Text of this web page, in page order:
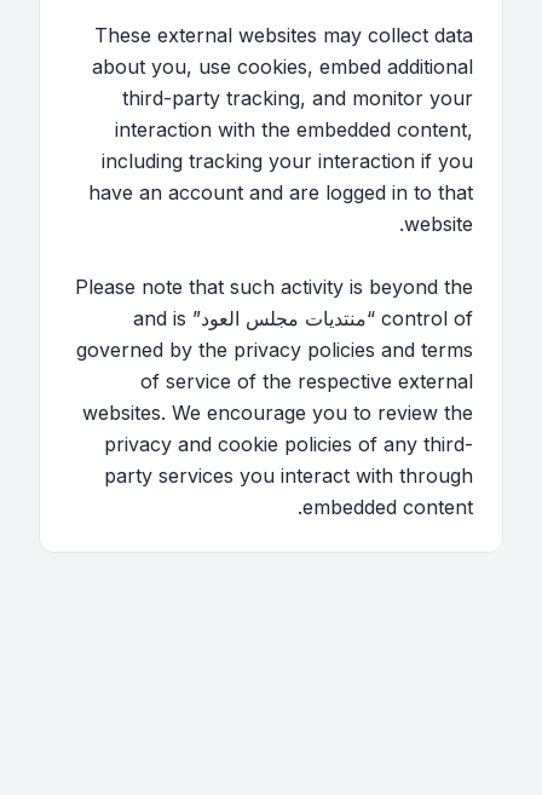
These external websites may collect data
about you, use cookies, embed additional
third-party tracking, and monitor your
interaction with the embedded content,
including tracking your interaction if you
have an account and are logged in to that
website.
Please note that such activity is beyond the
control of “منتديات مجلس العود” and is
governed by the privacy policies and terms
of service of the respective external
websites. We encourage you to review the
privacy and cookie policies of any third-
party services you interact with through
embedded content.